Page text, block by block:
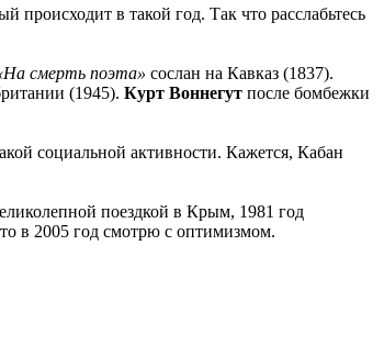
в такой год. Так что расслабьтесь
смерть поэта» сослан на Кавказ (1837).
(1945). Курт Воннегут после бомбежки
социальной активности. Кажется, Кабан
поездкой в Крым, 1981 год
в 2005 год смотрю с оптимизмом.